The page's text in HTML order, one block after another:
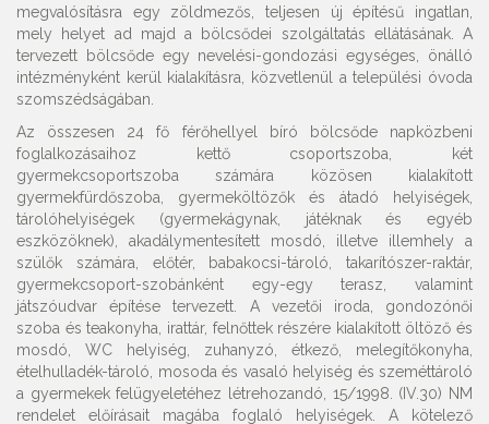
megvalósításra egy zöldmezős, teljesen új építésű ingatlan,
mely helyet ad majd a bölcsődei szolgáltatás ellátásának. A
tervezett bölcsőde egy nevelési-gondozási egységes, önálló
intézményként kerül kialakításra, közvetlenül a települési óvoda
szomszédságában.
Az összesen 24 fő férőhellyel bíró bölcsőde napközbeni
foglalkozásaihoz kettő csoportszoba, két
gyermekcsoportszoba számára közösen kialakított
gyermekfürdőszoba, gyermeköltözők és átadó helyiségek,
tárolóhelyiségek (gyermekágynak, játéknak és egyéb
eszközöknek), akadálymentesített mosdó, illetve illemhely a
szülők számára, előtér, babakocsi-tároló, takarítószer-raktár,
gyermekcsoport-szobánként egy-egy terasz, valamint
játszóudvar építése tervezett. A vezetői iroda, gondozónői
szoba és teakonyha, irattár, felnőttek részére kialakított öltöző és
mosdó, WC helyiség, zuhanyzó, étkező, melegítőkonyha,
ételhulladék-tároló, mosoda és vasaló helyiség és szeméttároló
a gyermekek felügyeletéhez létrehozandó, 15/1998. (IV.30) NM
rendelet előírásait magába foglaló helyiségek. A kötelező